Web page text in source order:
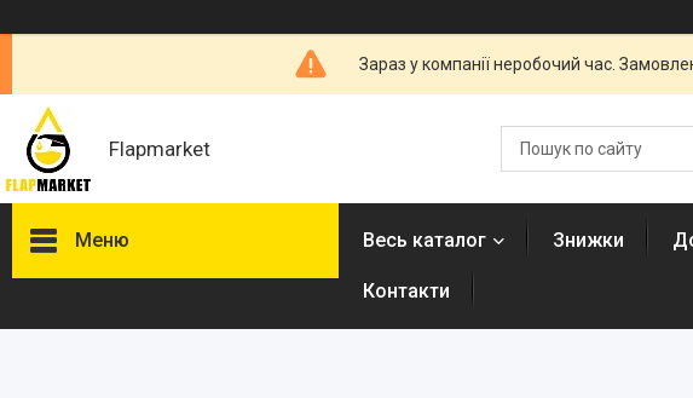
Зараз у компанії неробочий час.
Flapmarket
Меню Весь каталог Знижки
Контакти